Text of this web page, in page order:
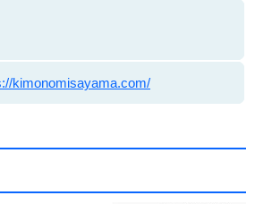
kimonomisayama.com/